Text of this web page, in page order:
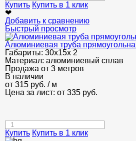
Купить Купить в 1 клик
❤
Добавить к сравнению
Быстрый просмотр
Алюминиевая труба
Габариты: 30х15х 2
Материал: алюминиевый сплав
Продажа от 3 метров
В наличии
от 315 руб. / м
Цена за лист: от 335 руб.
Купить Купить в 1 клик